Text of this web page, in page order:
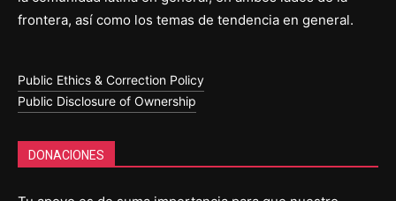
frontera, así como los temas de tendencia en general.
Public Ethics & Correction Policy
Public Disclosure of Ownership
DONACIONES